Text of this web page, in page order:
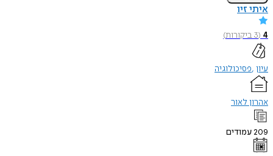
איתי זיו
4
(
3ביקורות)
עיון פסיכולוגיה
אהרון לאור
209עמודים